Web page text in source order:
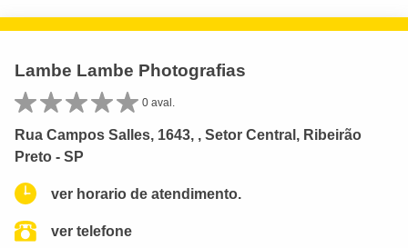
Lambe Lambe Photografias
0 aval.
Rua Campos Salles, 1643, , Setor Central, Ribeirão
Preto - SP
ver horario de atendimento.
ver telefone